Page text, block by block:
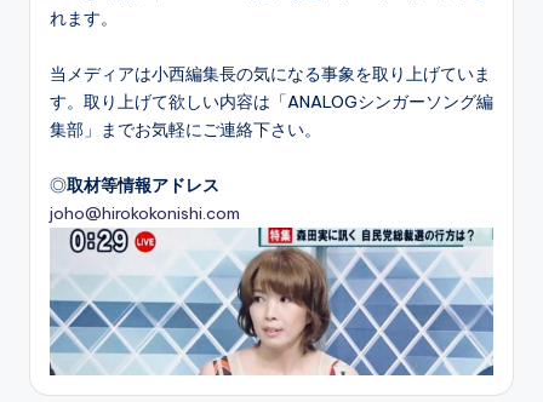
れます。
当メディアは小西編集長の気になる事象を取り上げていま
す。取り上げて欲しい内容は「ANALOGシンガーソング編
集部」までお気軽にご連絡下さい。
◎取材等情報アドレス
joho@hirokokonishi.com